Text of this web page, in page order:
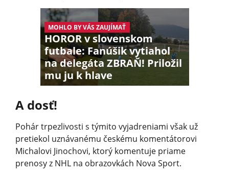
MOHLO BY VÁS ZAUJÍMAŤ
HOROR v slovenskom
futbale: Fanúšik vytiahol
na delegáta ZBRAŇ! Priložil
mu ju k hlave
A dosť!
Pohár trpezlivosti s týmito vyjadreniami však už
pretiekol uznávanému českému komentátorovi
Michalovi Jinochovi, ktorý komentuje priame
prenosy z NHL na obrazovkách Nova Sport.